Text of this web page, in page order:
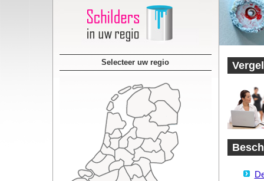
Selecteer uw regio